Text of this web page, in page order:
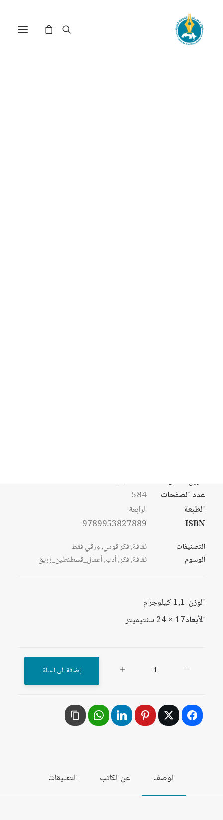
تاريخ النشر
10/5/2017
عدد الصفحات
584
الطبعة
الرابعة
ISBN
9789953827889
التصنيفات ثقافة,فكر قومي,ورقي فقط
الوسوم
ثقافة,فكر,أدب,أعمال_قسطنطين_زريق
الوزن 1,1 كيلوجرام
الأبعاد17 × 24 سنتيميتر
العامة
للدكتور
إضافة الى السلة
الوصف عن الكاتب التعليقات